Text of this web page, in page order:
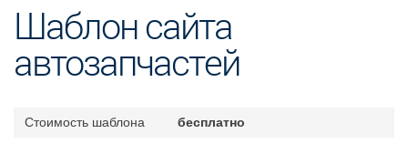
Шаблон сайта
автозапчастей
Стоимость шаблона бесплатно